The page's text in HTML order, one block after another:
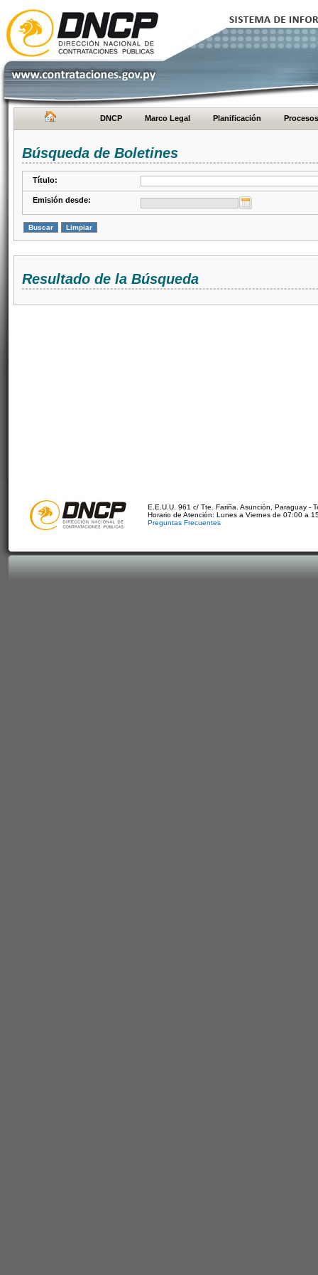
DNCP Marco Legal Planificación Procesos
Búsqueda de Boletines
Título:
Emisión desde:
Resultado de la Búsqueda
E.E.U.U. 961 c/ Tte. Fariña. Asunción, Paraguay -
Horario de Atención: Lunes a Viernes de 07:00 a
Preguntas Frecuentes